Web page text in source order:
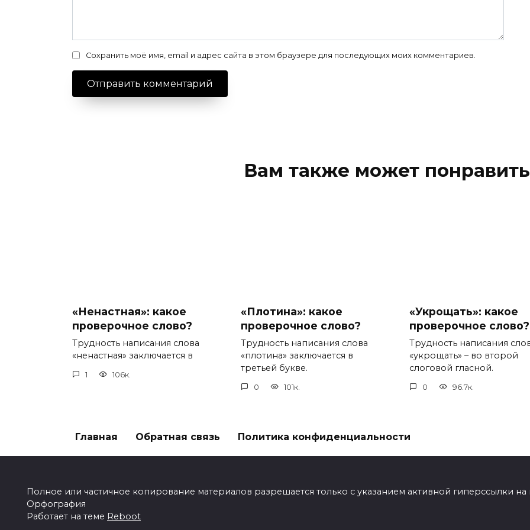
Сохранить моё имя, email и адрес сайта в этом браузере для последующих моих комментариев.
Вам также может
«Ненастная»: какое
проверочное слово?
Трудность написания слова
«ненастная» заключается в
1 106к.
«Плотина»: какое
проверочное слово?
Трудность написания слова
«плотина» заключается в
третьей букве.
0 101к.
«Укрощать»: какое
проверочное слово?
Трудность написания
«укрощать» – во второй
слоговой гласной.
0 96.7к.
Главная Обратная связь Политика конфиденциальности
Полное или частичное копирование материалов разрешается только с указанием активной гиперссылки
Орфография
Работает на теме Reboot